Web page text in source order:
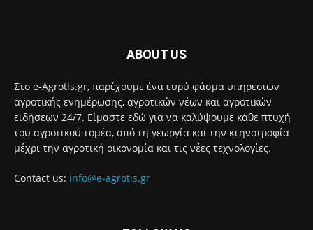
ABOUT US
Στο e-Agrotis.gr, παρέχουμε ένα ευρύ φάσμα υπηρεσιών
αγροτικής ενημέρωσης, αγροτικών νέων και αγροτικών
ειδήσεων 24/7. Είμαστε εδώ για να καλύψουμε κάθε πτυχή
του αγροτικού τομέα, από τη γεωργία και την κτηνοτροφία
μέχρι την αγροτική οικονομία και τις νέες τεχνολογίες.
Contact us: info@e-agrotis.gr